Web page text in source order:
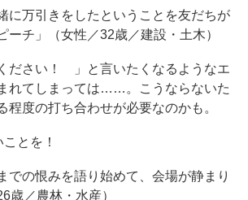
に万引きをしたということを友だちが
ーチ」（女性／32歳／建設・土木）
ださい！ 」と言いたくなるようなエ
れてしまっては……。こうならないた
程度の打ち合わせが必要なのかも。
とを！
での恨みを語り始めて、会場が静まり
歳／農林・水産）